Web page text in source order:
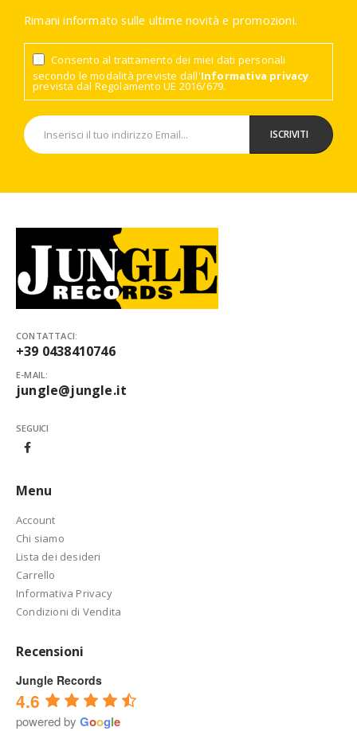
Rimani informato sulle ultime novità e promozioni.
Consento al trattamento dei miei dati personali
secondo le modalità previste dall'Informativa privacy
prevista dal Regolamento UE 2016/679.
CONTATTACI:
+39 0438410746
E-MAIL:
jungle@jungle.it
SEGUICI
Menu
Account
Chi siamo
Lista dei desideri
Carrello
Informativa Privacy
Condizioni di Vendita
Recensioni
Jungle Records
4.6
powered by Google